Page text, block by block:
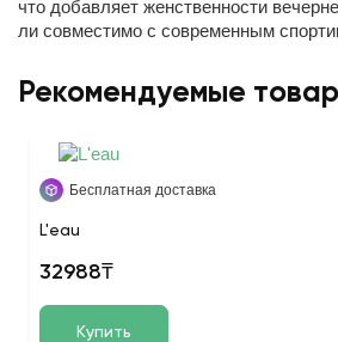
что добавляет женственности
ли совместимо с современным
Рекомендуемые
Бесплатная доставка
L'eau
32988₸
Купить